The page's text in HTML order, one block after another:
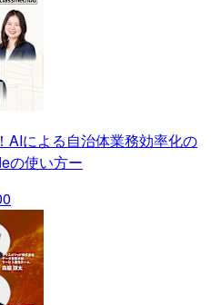
AIによる自治体業務効率化の
の使い方ー